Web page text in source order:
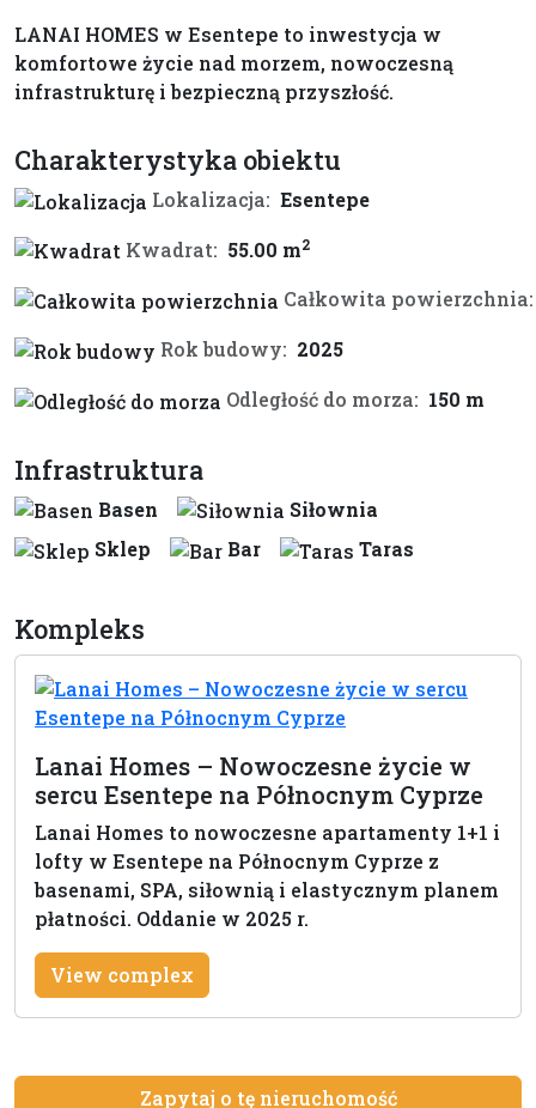
LANAI HOMES w Esentepe to inwestycja w
komfortowe życie nad morzem, nowoczesną
infrastrukturę i bezpieczną przyszłość.
Charakterystyka obiektu
Lokalizacja: Esentepe
Kwadrat: 55.00 m2
Całkowita powierzchnia:
Rok budowy: 2025
Odległość do morza: 150 m
Infrastruktura
Basen
Siłownia
Sklep
Bar Taras
Kompleks
Lanai Homes – Nowoczesne życie w
sercu Esentepe na Północnym Cyprze
Lanai Homes to nowoczesne apartamenty 1+1 i
lofty w Esentepe na Północnym Cyprze z
basenami, SPA, siłownią i elastycznym planem
płatności. Oddanie w 2025 r.
View complex
Zapytaj o tę nieruchomość